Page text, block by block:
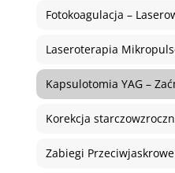
Fotokoagulacja –
Laseroterapia
Kapsulotomia YAG –
Korekcja
Zabiegi Przeciwjaskrowe